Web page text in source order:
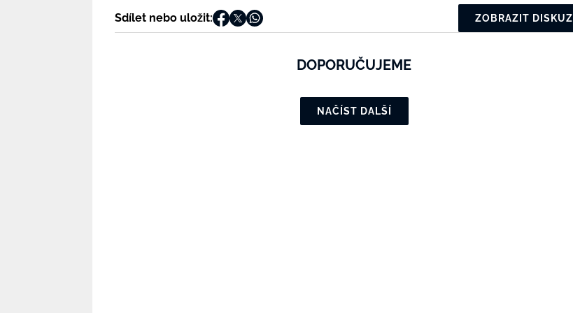
Sdílet nebo uložit: ZOBRAZIT DISKUZI
DOPORUČUJEME
NAČÍST DALŠÍ